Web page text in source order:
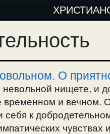
О
нищете, и
временном и
себя к